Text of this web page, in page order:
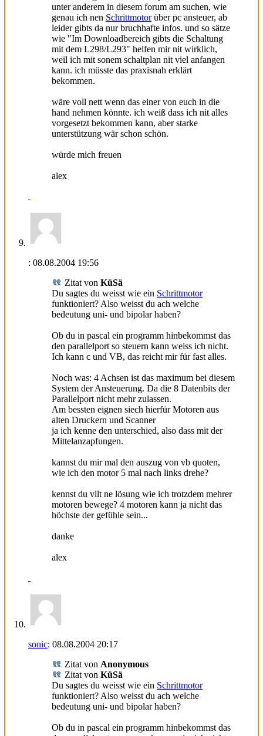
unter anderem in diesem forum am suchen, wie
genau ich nen Schrittmotorüber pc ansteuer, ab
leider gibts da nur bruchhafte infos. und so sätze
wie "Im Downloadbereich gibts die Schaltung
mit dem L298/L293" helfen mir nit wirklich,
weil ich mit sonem schaltplan nit viel anfangen
kann. ich müsste das praxisnah erklärt
bekommen.
wäre voll nett wenn das einer von euch in die
hand nehmen könnte. ich weiß dass ich nit alles
vorgesetzt bekommen kann, aber starke
unterstützung wär schon schön.
würde mich freuen
alex
: 08.08.2004 19:56
Zitat von KüSä
Du sagtes du weisst wie ein Schrittmotor
funktioniert? Also weisst du ach welche
bedeutung uni- und bipolar haben?
Ob du in pascal ein programm hinbekommst das
den parallelport so steuern kann weiss ich nicht.
Ich kann c und VB, das reicht mir für fast alles.
Noch was: 4 Achsen ist das maximum bei diesem
System der Ansteuerung. Da die 8 Datenbits der
Parallelport nicht mehr zulassen.
Am bessten eignen siech hierfür Motoren aus
alten Druckern und Scanner
ja ich kenne den unterschied, also dass mit der
Mittelanzapfungen.
kannst du mir mal den auszug von vb quoten,
wie ich den motor 5 mal nach links drehe?
kennst du vllt ne lösung wie ich trotzdem mehrer
motoren bewege? 4 motoren kann ja nicht das
höchste der gefühle sein...
danke
alex
sonic: 08.08.2004 20:17
Zitat von Anonymous
Zitat von KüSä
Du sagtes du weisst wie ein Schrittmotor
funktioniert? Also weisst du ach welche
bedeutung uni- und bipolar haben?
Ob du in pascal ein programm hinbekommst das